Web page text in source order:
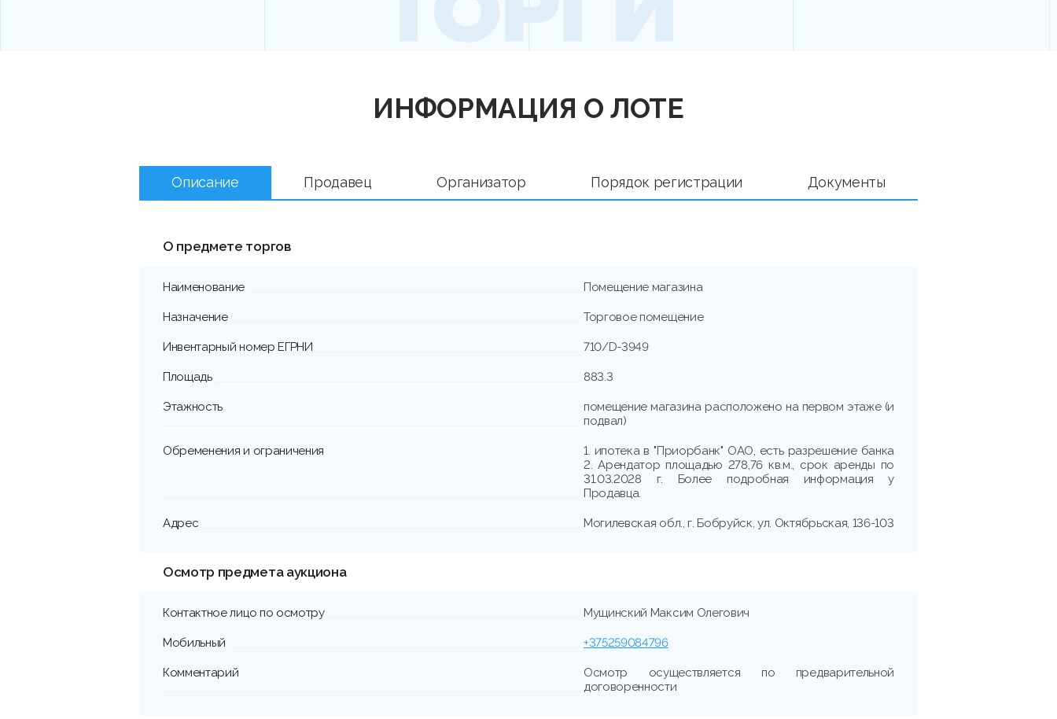
ИНФОРМАЦИЯ О ЛОТЕ
Описание Продавец Организатор Порядок регистрации Документы
О предмете торгов
Наименование Помещение магазина
Назначение Торговое помещение
Инвентарный номер ЕГРНИ 710/D-3949
Площадь 883.3
Этажность
помещение магазина расположено на первом этаже (и
подвал)
Обременения и ограничения
1. ипотека в "Приорбанк" ОАО, есть разрешение банка
2. Арендатор площадью 278,76 кв.м., срок аренды по
31.03.2028 г. Более подробная информация у
Продавца.
Адрес Могилевская обл., г. Бобруйск, ул. Октябрьская, 136-103
Осмотр предмета аукциона
Контактное лицо по осмотру Мущинский Максим Олегович
Мобильный +375259084796
Комментарий
Осмотр осуществляется по предварительной
договоренности